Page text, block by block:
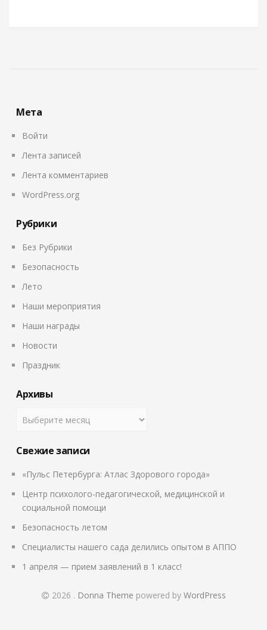
Мета
Войти
Лента записей
Лента комментариев
WordPress.org
Рубрики
Без Рубрики
Безопасность
Лето
Наши мероприятия
Наши награды
Новости
Праздник
Архивы
Свежие записи
«Пульс Петербурга: Атлас Здорового города»
Центр психолого-педагогической, медицинской и
социальной помощи
Безопасность летом
Специалисты нашего сада делились опытом в АППО
1 апреля — прием заявлений в 1 класс!
2026 . Donna Theme powered by WordPress